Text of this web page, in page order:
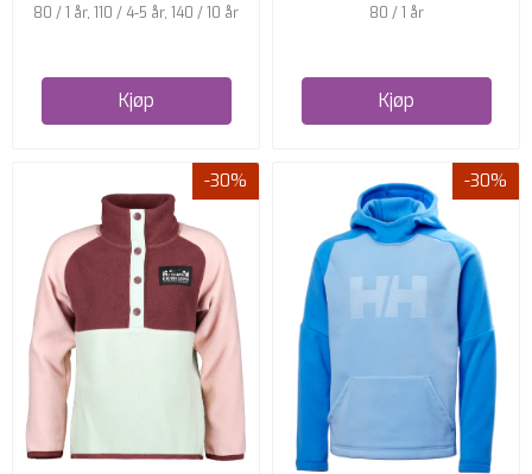
80 / 1 år, 110 / 4-5 år, 140 / 10 år
Kjøp
80 / 1 år
Kjøp
-30% -30%